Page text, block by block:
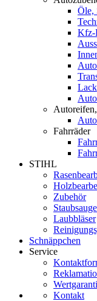
Öle,
Kfz-
Fahrräder
STIHL
Zubehör
Laubbläser
Schnäppchen
Service
Kontakt